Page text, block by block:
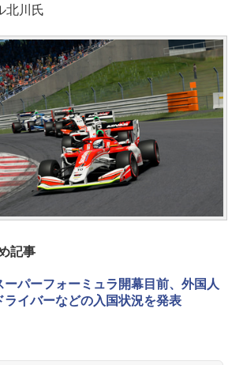
北川氏
記事
ーパーフォーミュラ開幕目前、外国人
ライバーなどの入国状況を発表